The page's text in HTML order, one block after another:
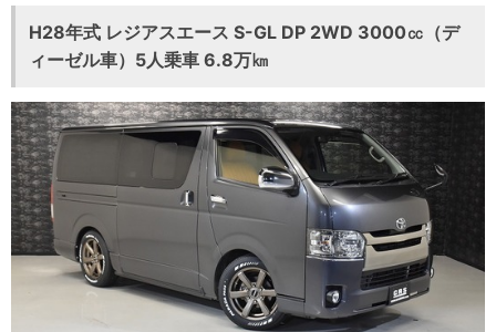
H28年式 レジアスエース S-GL DP 2WD 3000㏄（デ
ィーゼル車）5人乗車 6.8万㎞